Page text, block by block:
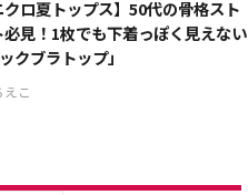
クロ夏トップス】50代の骨格スト
必見！1枚でも下着っぽく見えない
クブラトップ」
えこ